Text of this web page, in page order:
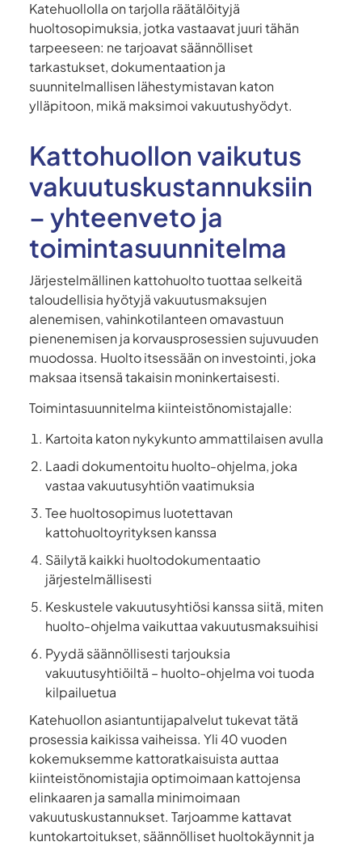
Katehuollolla on tarjolla räätälöityjä
huoltosopimuksia, jotka vastaavat juuri tähän
tarpeeseen: ne tarjoavat säännölliset
tarkastukset, dokumentaation ja
suunnitelmallisen lähestymistavan katon
ylläpitoon, mikä maksimoi vakuutushyödyt.
Kattohuollon vaikutus
vakuutuskustannuksiin
– yhteenveto ja
toimintasuunnitelma
Järjestelmällinen kattohuolto tuottaa selkeitä
taloudellisia hyötyjä vakuutusmaksujen
alenemisen, vahinkotilanteen omavastuun
pienenemisen ja korvausprosessien sujuvuuden
muodossa. Huolto itsessään on investointi, joka
maksaa itsensä takaisin moninkertaisesti.
Toimintasuunnitelma kiinteistönomistajalle:
Kartoita katon nykykunto ammattilaisen avulla
Laadi dokumentoitu huolto-ohjelma, joka
vastaa vakuutusyhtiön vaatimuksia
Tee huoltosopimus luotettavan
kattohuoltoyrityksen kanssa
Säilytä kaikki huoltodokumentaatio
järjestelmällisesti
Keskustele vakuutusyhtiösi kanssa siitä, miten
huolto-ohjelma vaikuttaa vakuutusmaksuihisi
Pyydä säännöllisesti tarjouksia
vakuutusyhtiöiltä – huolto-ohjelma voi tuoda
kilpailuetua
Katehuollon asiantuntijapalvelut tukevat tätä
prosessia kaikissa vaiheissa. Yli 40 vuoden
kokemuksemme kattoratkaisuista auttaa
kiinteistönomistajia optimoimaan kattojensa
elinkaaren ja samalla minimoimaan
vakuutuskustannukset. Tarjoamme kattavat
kuntokartoitukset, säännölliset huoltokäynnit ja